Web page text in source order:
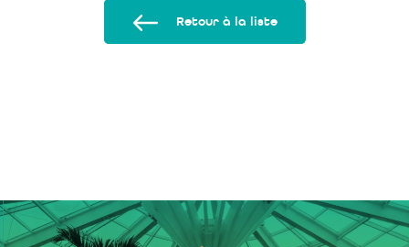
Retour à la liste